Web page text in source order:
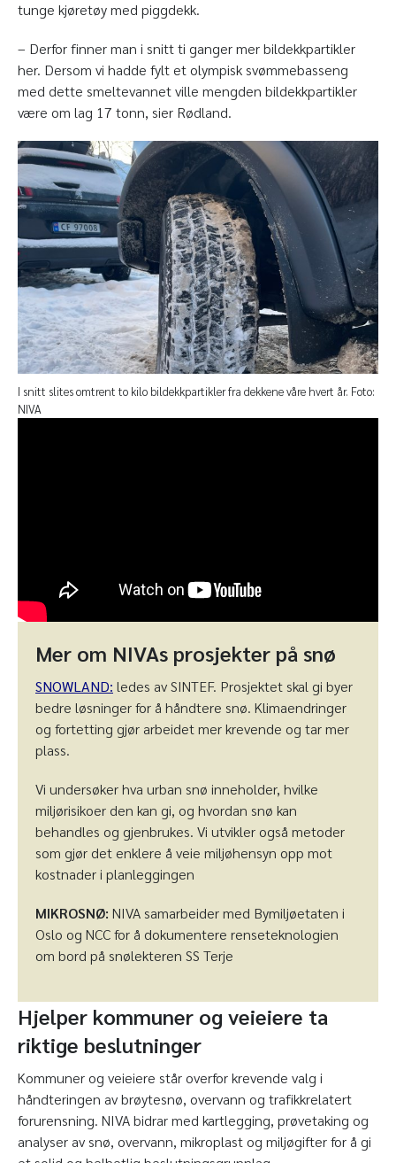
tunge kjøretøy med piggdekk.
– Derfor finner man i snitt ti ganger mer bildekkpartikler
her. Dersom vi hadde fylt et olympisk svømmebasseng
med dette smeltevannet ville mengden bildekkpartikler
være om lag 17 tonn, sier Rødland.
I snitt slites omtrent to kilo bildekkpartikler fra dekkene våre hvert år. Foto:
NIVA
Mer om NIVAs prosjekter på snø
SNOWLAND: ledes av SINTEF. Prosjektet skal gi byer
bedre løsninger for å håndtere snø. Klimaendringer
og fortetting gjør arbeidet mer krevende og tar mer
plass.
Vi undersøker hva urban snø inneholder, hvilke
miljørisikoer den kan gi, og hvordan snø kan
behandles og gjenbrukes. Vi utvikler også metoder
som gjør det enklere å veie miljøhensyn opp mot
kostnader i planleggingen
MIKROSNØ: NIVA samarbeider med Bymiljøetaten i
Oslo og NCC for å dokumentere renseteknologien
om bord på snølekteren SS Terje
Hjelper kommuner og veieiere ta
riktige beslutninger
Kommuner og veieiere står overfor krevende valg i
håndteringen av brøytesnø, overvann og trafikkrelatert
forurensning. NIVA bidrar med kartlegging, prøvetaking og
analyser av snø, overvann, mikroplast og miljøgifter for å gi